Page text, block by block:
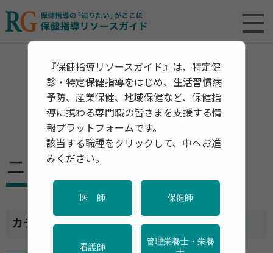
ニュース
カテゴリ一覧
『保健指導リソースガイド』は、特定健
診・特定保健指導をはじめ、生活習慣病
予防、産業保健、地域保健など、保健指
導に携わる専門職の皆さまを支援する情
報プラットフォームです。
該当する職種をクリックして、中へお進
みください。
医 師 保健師
看護師
管理栄養士・栄養